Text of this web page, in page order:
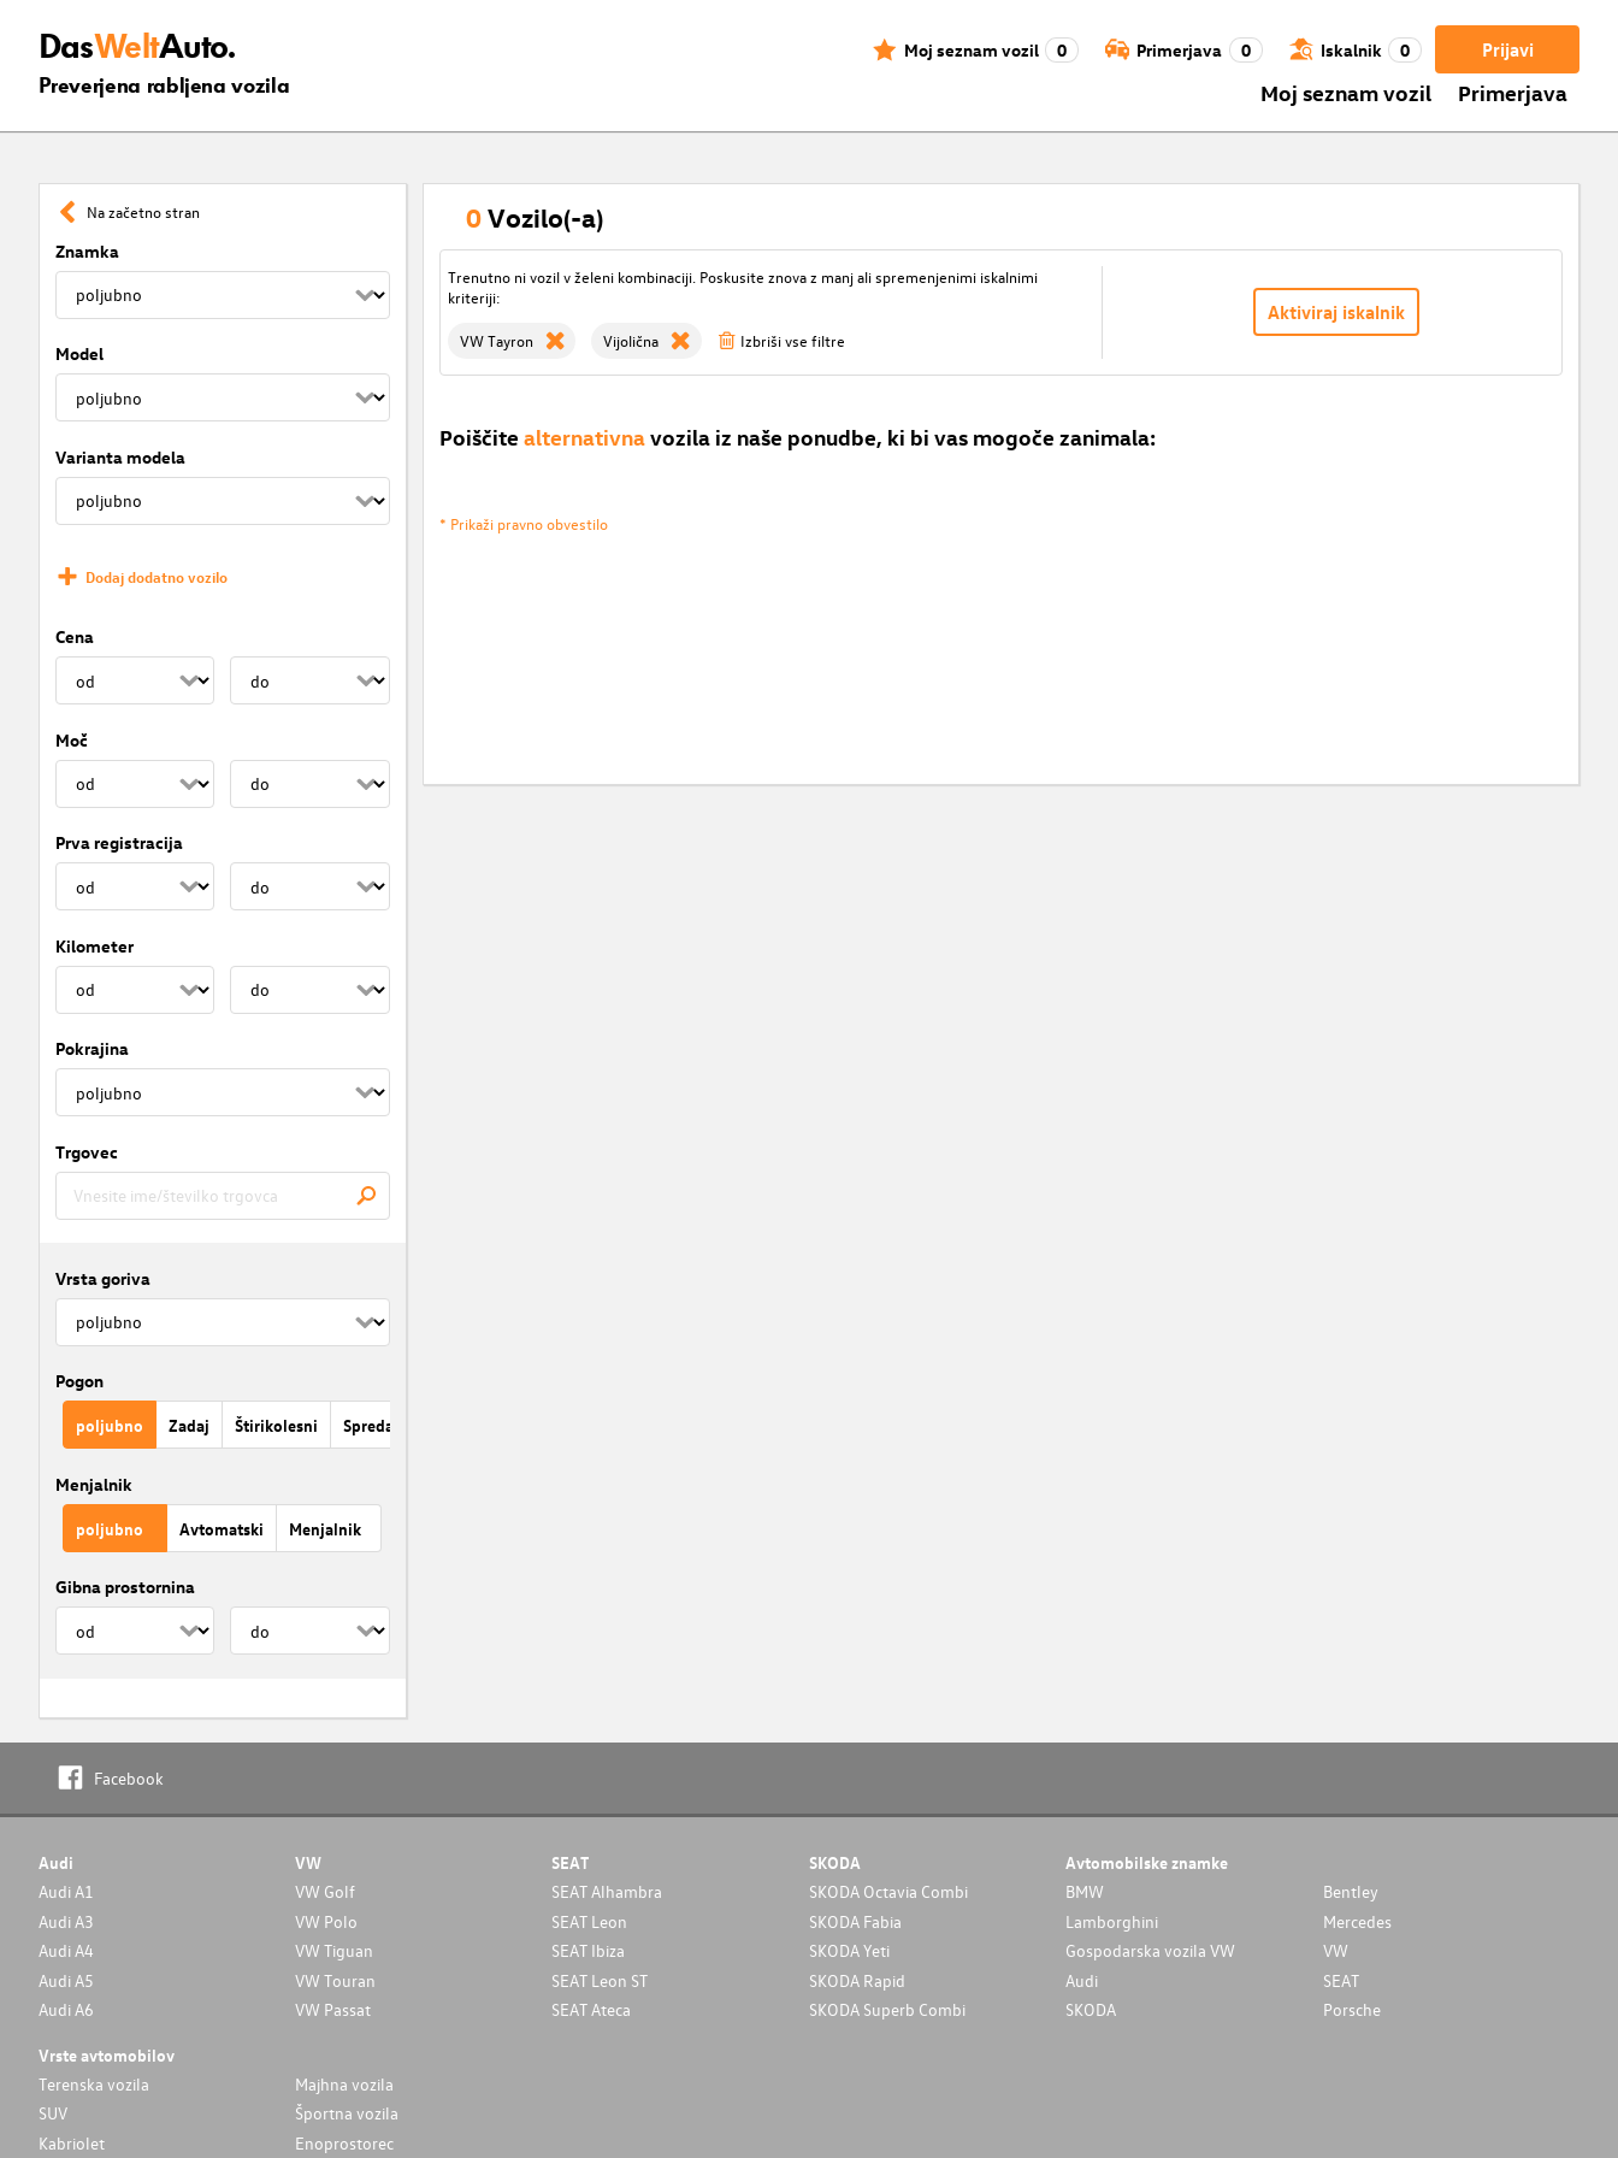
DasWeltAuto.
Preverjena rabljena vozila
Prijavi
Moj seznam vozil 0 Primerjava 0 Iskalnik 0
Moj seznam vozil Primerjava
Na začetno stran
Znamka
Model
Varianta modela
Dodaj dodatno vozilo
Cena
Moč
Prva registracija
Kilometer
Pokrajina
Trgovec
Vrsta goriva
Pogon
poljubno Zadaj Štirikolesni Spredaj
Menjalnik
poljubno Avtomatski Menjalnik
Gibna prostornina
0Vozilo(-a)
Trenutno ni vozil v želeni kombinaciji. Poskusite znova z manj ali spremenjenimi iskalnimi
kriteriji:
VW Tayron Vijolična Izbriši vse filtre
Aktiviraj iskalnik
Poiščite alternativna vozila iz naše ponudbe, ki bi vas mogoče zanimala:
* Prikaži pravno obvestilo
Facebook
Audi
Audi A1
Audi A3
Audi A4
Audi A5
Audi A6
VW
VW Golf
VW Polo
VW Tiguan
VW Touran
VW Passat
SEAT
SEAT Alhambra
SEAT Leon
SEAT Ibiza
SEAT Leon ST
SEAT Ateca
SKODA
SKODA Octavia Combi
SKODA Fabia
SKODA Yeti
SKODA Rapid
SKODA Superb Combi
Avtomobilske znamke
BMW
Bentley
Lamborghini
Mercedes
Gospodarska vozila VW
VW
Audi
SEAT
SKODA
Porsche
Vrste avtomobilov
Terenska vozila
Majhna vozila
SUV
Športna vozila
Kabriolet
Enoprostorec